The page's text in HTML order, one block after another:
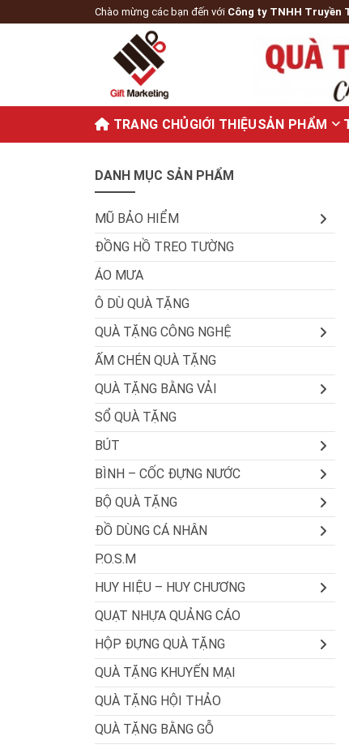
Chào mừng các bạn đến với Công ty TNHH Truyền
TRANG CHỦGIỚI THIỆUSẢN PHẨM
DANH MỤC SẢN PHẨM
MŨ BẢO HIỂM
ĐỒNG HỒ TREO TƯỜNG
ÁO MƯA
Ô DÙ QUÀ TẶNG
QUÀ TẶNG CÔNG NGHỆ
ẤM CHÉN QUÀ TẶNG
QUÀ TẶNG BẰNG VẢI
SỔ QUÀ TẶNG
BÚT
BÌNH – CỐC ĐỰNG NƯỚC
BỘ QUÀ TẶNG
ĐỒ DÙNG CÁ NHÂN
P.O.S.M
HUY HIỆU – HUY CHƯƠNG
QUẠT NHỰA QUẢNG CÁO
HỘP ĐỰNG QUÀ TẶNG
QUÀ TẶNG KHUYẾN MẠI
QUÀ TẶNG HỘI THẢO
QUÀ TẶNG BẰNG GỖ